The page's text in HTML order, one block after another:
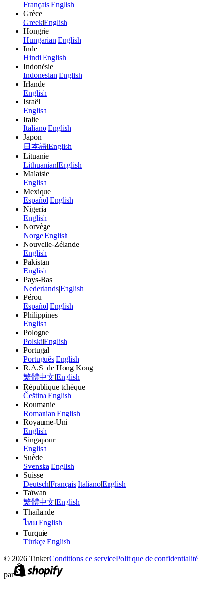
Français|English
Grèce
Greek|English
Hongrie
Hungarian|English
Inde
Hindi|English
Indonésie
Indonesian|English
Irlande
English
Israël
English
Italie
Italiano|English
Japon
日本語|English
Lituanie
Lithuanian|English
Malaisie
English
Mexique
Español|English
Nigeria
English
Norvège
Norge|English
Nouvelle-Zélande
English
Pakistan
English
Pays-Bas
Nederlands|English
Pérou
Español|English
Philippines
English
Pologne
Polski|English
Portugal
Português|English
R.A.S. de Hong Kong
繁體中文|English
République tchèque
Čeština|English
Roumanie
Romanian|English
Royaume-Uni
English
Singapour
English
Suède
Svenska|English
Suisse
Deutsch|Français|Italiano|English
Taïwan
繁體中文|English
Thaïlande
ไทย|English
Turquie
Türkçe|English
© 2026 TinkerConditions de servicePolitique de confidentialité
par